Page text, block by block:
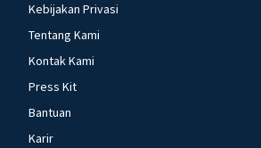
Kebijakan Privasi
Tentang Kami
Kontak Kami
Press Kit
Bantuan
Karir